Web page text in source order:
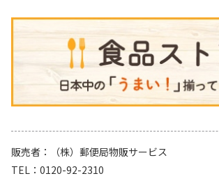
販売者
（株）郵便局物販サービス
TEL
0120-92-2310